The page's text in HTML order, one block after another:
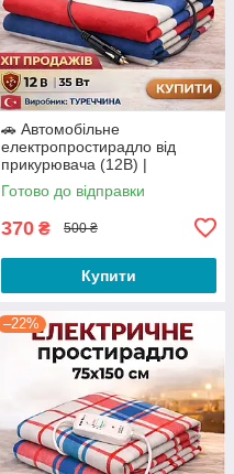
🚗 Автомобільне
електропростирадло від
прикурювача (12В) |
Електрогрілка 50×150 см (35
Вт)
Готово до відправки
370 ₴ 500 ₴
Купити
–22%